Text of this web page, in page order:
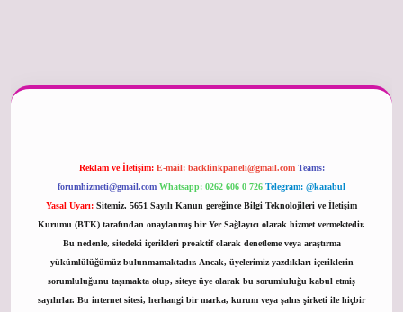
Reklam ve İletişim: E-mail: backlinkpaneli@gmail.com Teams:
forumhizmeti@gmail.com Whatsapp: 0262 606 0 726 Telegram: @karabul
Yasal Uyarı: Sitemiz, 5651 Sayılı Kanun gereğince Bilgi Teknolojileri ve İletişim
Kurumu (BTK) tarafından onaylanmış bir Yer Sağlayıcı olarak hizmet vermektedir.
Bu nedenle, sitedeki içerikleri proaktif olarak denetleme veya araştırma
yükümlülüğümüz bulunmamaktadır. Ancak, üyelerimiz yazdıkları içeriklerin
sorumluluğunu taşımakta olup, siteye üye olarak bu sorumluluğu kabul etmiş
sayılırlar. Bu internet sitesi, herhangi bir marka, kurum veya şahıs şirketi ile hiçbir